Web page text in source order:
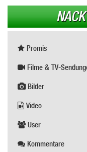
Promis
Filme & TV-
Bilder
Video
User
Kommentare